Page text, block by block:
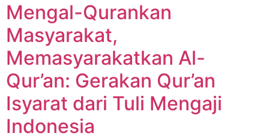
Mengal-Qurankan
Masyarakat,
Memasyarakatkan Al-
Qur’an: Gerakan Qur’an
Isyarat dari Tuli Mengaji
Indonesia